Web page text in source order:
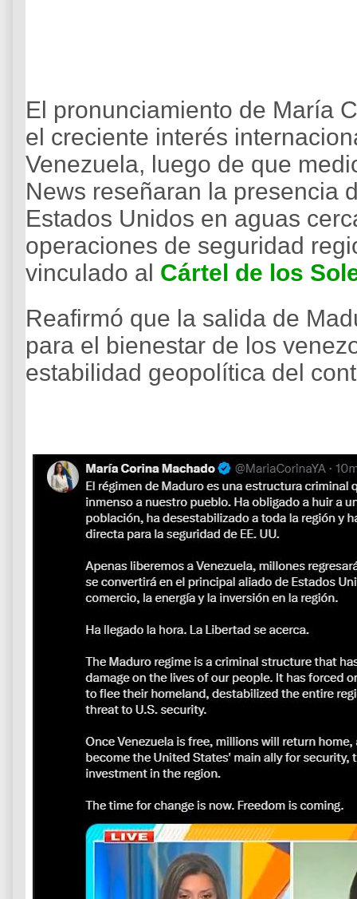
El pronunciamiento de María
el creciente interés
Venezuela, luego de que
News reseñaran la presencia
Estados Unidos en aguas
operaciones de seguridad
vinculado al Cártel de los
Reafirmó que la salida de
para el bienestar de los
estabilidad geopolítica del